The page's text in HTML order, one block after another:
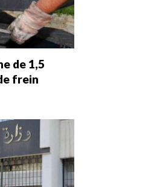
de 1,5
frein